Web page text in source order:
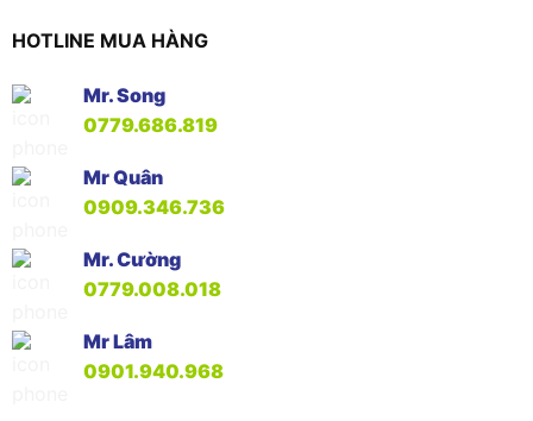
HOTLINE MUA HÀNG
Mr. Song
0779.686.819
Mr Quân
0909.346.736
Mr. Cường
0779.008.018
Mr Lâm
0901.940.968